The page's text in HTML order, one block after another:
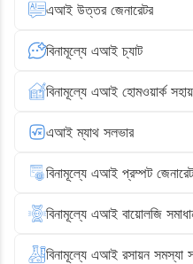
এআই উত্তর জেনারেটর
বিনামূল্যে এআই চ্যাট
বিনামূল্যে এআই হোমওয়ার্ক
এআই ম্যাথ সলভার
বিনামূল্যে এআই প্রম্পট
বিনামূল্যে এআই বায়োলজি
বিনামূল্যে এআই রসায়ন সমস্যা